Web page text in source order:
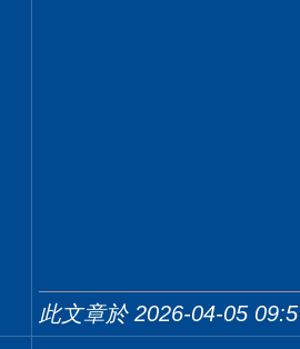
此文章於 2026-04-05